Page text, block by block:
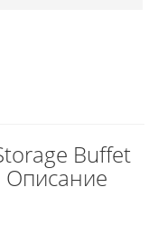
Buffet
Описание